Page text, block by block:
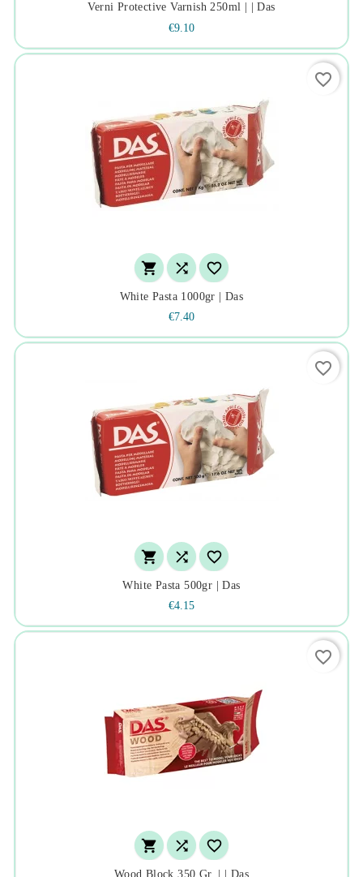
Verni Protective Varnish 250ml | | Das
€9.10
  
White Pasta 1000gr | Das
€7.40
favorite_border
  
White Pasta 500gr | Das
€4.15
favorite_border
  
Wood Block 350 Gr. | | Das
favorite_border